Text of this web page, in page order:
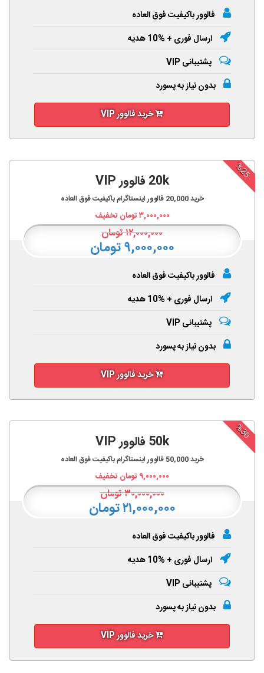
فالوور باکیفیت فوق العاده
ارسال فوری + %10 هدیه
پشتیبانی VIP
بدون نیاز به پسورد
خرید فالوور VIP
%25
20k فالوور VIP
خرید20,000 فالوور اینستاگرام باکیفیت فوق العاده
۳,۰۰۰,۰۰۰تومان تخفیف
۱۲,۰۰۰,۰۰۰تومان
۹,۰۰۰,۰۰۰ تومان
فالوور باکیفیت فوق العاده
ارسال فوری + %10 هدیه
پشتیبانی VIP
بدون نیاز به پسورد
خرید فالوور VIP
%30
50k فالوور VIP
خرید50,000فالوور اینستاگرام باکیفیت فوق العاده
۹,۰۰۰,۰۰۰ تومان تخفیف
۳۰,۰۰۰,۰۰۰تومان
۲۱,۰۰۰,۰۰۰ تومان
فالوور باکیفیت فوق العاده
ارسال فوری + %10 هدیه
پشتیبانی VIP
بدون نیاز به پسورد
خرید فالوور VIP